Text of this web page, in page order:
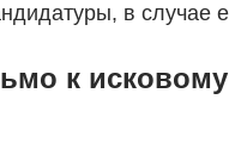
в случае
к